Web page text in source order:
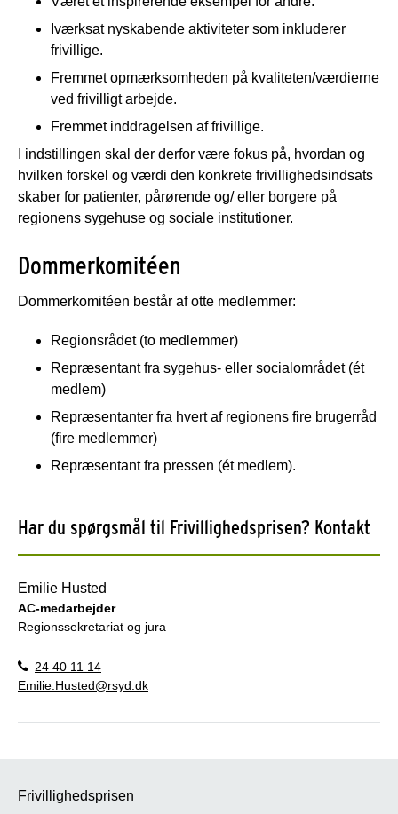
Iværksat nyskabende aktiviteter som inkluderer
frivillige.
Fremmet opmærksomheden på kvaliteten/værdierne
ved frivilligt arbejde.
Fremmet inddragelsen af frivillige.
I indstillingen skal der derfor være fokus på, hvordan og
hvilken forskel og værdi den konkrete frivillighedsindsats
skaber for patienter, pårørende og/ eller borgere på
regionens sygehuse og sociale institutioner.
Dommerkomitéen
Dommerkomitéen består af otte medlemmer:
Regionsrådet (to medlemmer)
Repræsentant fra sygehus- eller socialområdet (ét
medlem)
Repræsentanter fra hvert af regionens fire brugerråd
(fire medlemmer)
Repræsentant fra pressen (ét medlem).
Har du spørgsmål til Frivillighedsprisen? Kontakt
Emilie Husted
AC-medarbejder
Regionssekretariat og jura
24 40 11 14
Emilie.Husted@rsyd.dk
Frivillighedsprisen